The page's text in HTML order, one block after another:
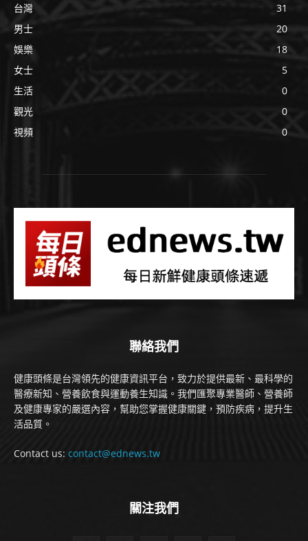
台灣
31
男士
20
娛樂
18
女士
5
生活
0
觀光
0
視頻
0
聯絡我們
健康頭條是台灣領先的健康資訊平台，致力於提供最新、最科學的
醫療新知、營養飲食與運動養生知識。我們匯聚專業醫師、營養師
及健康專家的嚴選內容，幫助您掌握健康關鍵，預防疾病，提升生
活品質。
Contact us: contact@ednews.tw
關注我們